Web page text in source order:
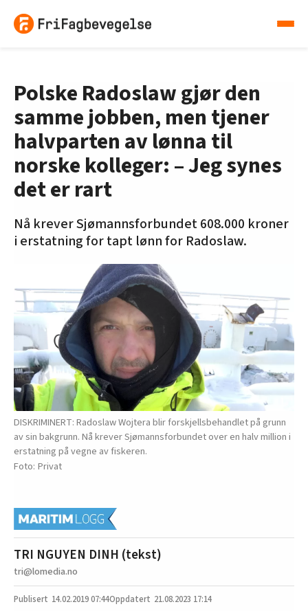
Polske Radoslaw gjør den
samme jobben, men tjener
halvparten av lønna til
norske kolleger: – Jeg synes
det er rart
Nå krever Sjømannsforbundet 608.000 kroner
i erstatning for tapt lønn for Radoslaw.
DISKRIMINERT: Radoslaw Wojtera blir forskjellsbehandlet på grunn
av sin bakgrunn. Nå krever Sjømannsforbundet over en halv million i
erstatning på vegne av fiskeren.
Privat
TRI NGUYEN DINH (tekst)
tri@lomedia.no
14.02.201907:44 21.08.2023 17:14